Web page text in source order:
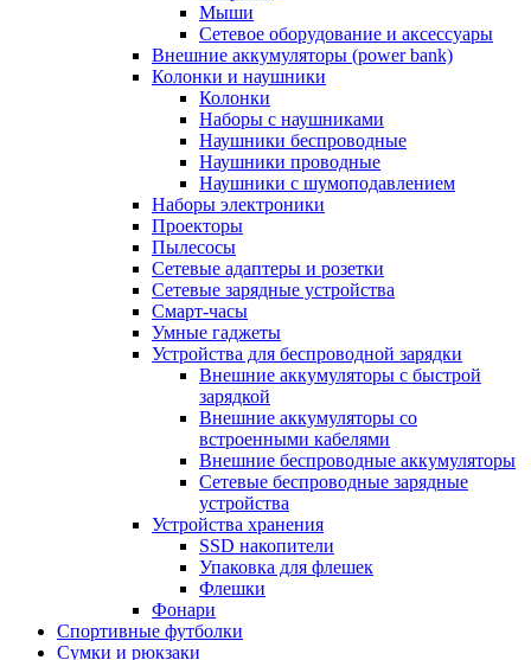
Мыши
Сетевое оборудование и аксессуары
Внешние аккумуляторы (power bank)
Колонки и наушники
Колонки
Наборы с наушниками
Наушники беспроводные
Наушники проводные
Наушники с шумоподавлением
Наборы электроники
Проекторы
Пылесосы
Сетевые адаптеры и розетки
Сетевые зарядные устройства
Смарт-часы
Умные гаджеты
Устройства для беспроводной зарядки
Внешние аккумуляторы с быстрой
зарядкой
Внешние аккумуляторы со
встроенными кабелями
Внешние беспроводные аккумуляторы
Сетевые беспроводные зарядные
устройства
Устройства хранения
SSD накопители
Упаковка для флешек
Флешки
Фонари
Спортивные футболки
Сумки и рюкзаки